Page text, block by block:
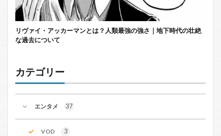
リヴァイ・アッカーマンとは？人類最強の強さ｜地下時代の壮絶
な過去について
カテゴリー
エンタメ 37
VOD 3